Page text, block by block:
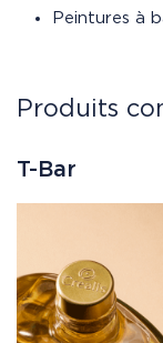
Peintures à
Produits
T-Bar